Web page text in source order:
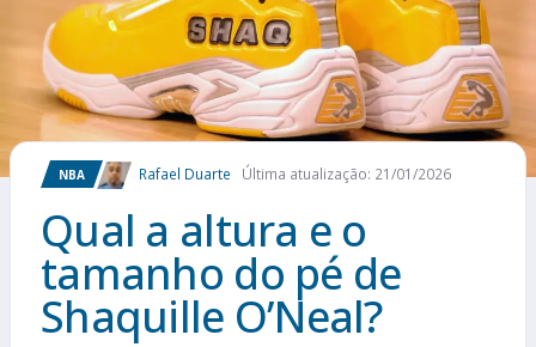
FUTEBOL INTERNACIONAL
COMO APOSTAR
MAIS ESPORTES
NBA Rafael Duarte Última atualização: 21/01/2026
Qual a altura e o
tamanho do pé de
Shaquille O’Neal?